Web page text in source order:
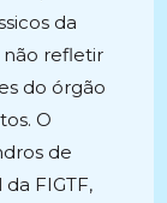
da
não refletir
do órgão
O
de
FIGTF,